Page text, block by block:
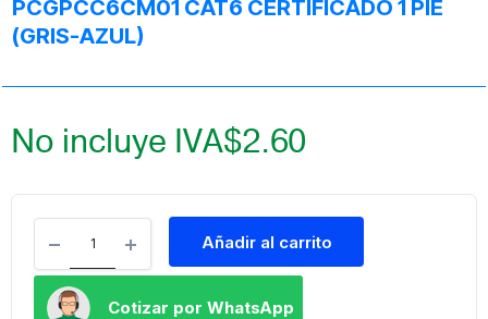
PCGPCC6CM01 CAT6 CERTIFICADO 1 PIE
(GRIS-AZUL)
$2.60
No incluye IVA
Añadir al carrito
Cotizar por WhatsApp